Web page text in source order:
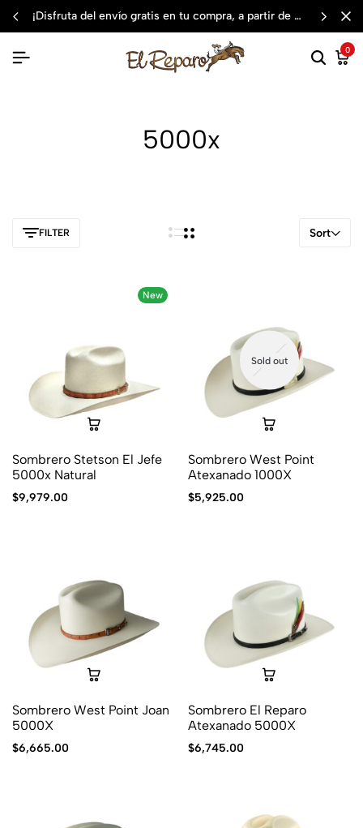
¡disfruta del envío gratis en tu compra, a partir de $3,000 mxn
0
5000x
FILTER Sort
New
Sombrero Stetson El Jefe
5000x Natural
$9,979.00
Sold out
Sombrero West Point
Atexanado 1000X
$5,925.00
Sombrero West Point Joan
5000X
$6,665.00
Sombrero El Reparo
Atexanado 5000X
$6,745.00